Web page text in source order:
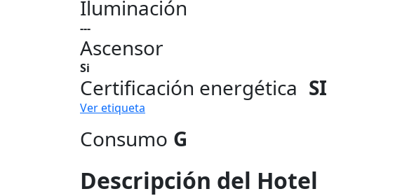
Iluminación
---
Ascensor
Si
Certificación energética SI
Ver etiqueta
Consumo G
Descripción del Hotel